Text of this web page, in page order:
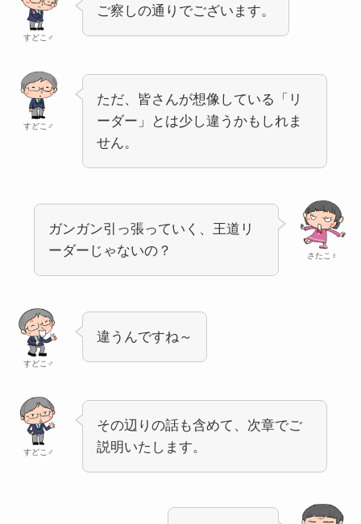
すどこ♂
ご察しの通りでございます。
すどこ♂
ただ、皆さんが想像している「リ
ーダー」とは少し違うかもしれま
せん。
さたこ♀
ガンガン引っ張っていく、王道リ
ーダーじゃないの？
すどこ♂
違うんですね～
すどこ♂
その辺りの話も含めて、次章でご
説明いたします。